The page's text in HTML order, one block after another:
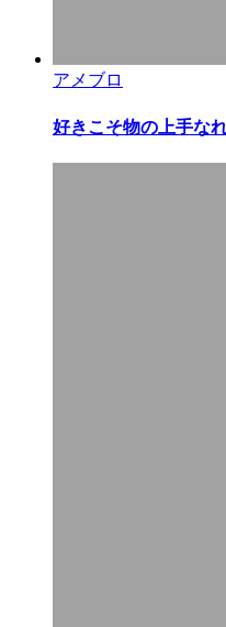
アメブロ
好きこそ物の上手な